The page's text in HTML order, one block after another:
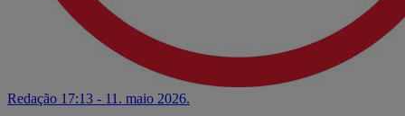
Redação 17:13 - 11. maio 2026.